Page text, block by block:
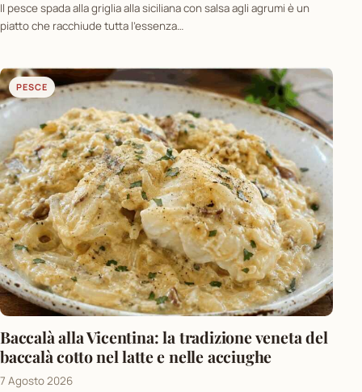
Il pesce spada alla griglia alla siciliana con salsa agli agrumi è un
piatto che racchiude tutta l’essenza…
PESCE
Baccalà alla Vicentina: la tradizione veneta del
baccalà cotto nel latte e nelle acciughe
7 Agosto 2026